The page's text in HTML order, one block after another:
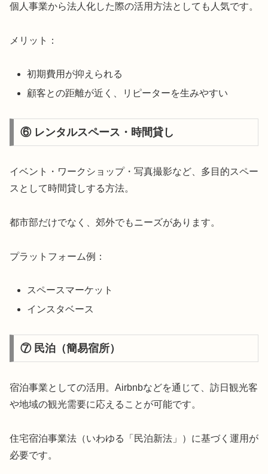
個人事業から法人化した際の活用方法としても人気です。
メリット：
初期費用が抑えられる
顧客との距離が近く、リピーターを生みやすい
⑥ レンタルスペース・時間貸し
イベント・ワークショップ・写真撮影など、多目的スペー
スとして時間貸しする方法。
都市部だけでなく、郊外でもニーズがあります。
プラットフォーム例：
スペースマーケット
インスタベース
⑦ 民泊（簡易宿所）
宿泊事業としての活用。Airbnbなどを通じて、訪日観光客
や地域の観光需要に応えることが可能です。
住宅宿泊事業法（いわゆる「民泊新法」）に基づく運用が
必要です。